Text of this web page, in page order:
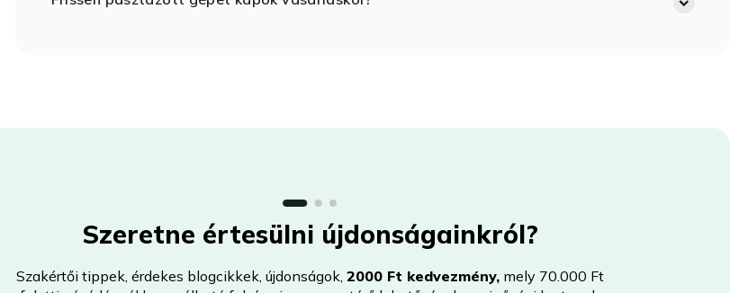
Szeretne értesülni újdonságainkról?
Szakértői tippek, érdekes blogcikkek, újdonságok, 2000 Ft kedvezmény,mely 70.000 Ft